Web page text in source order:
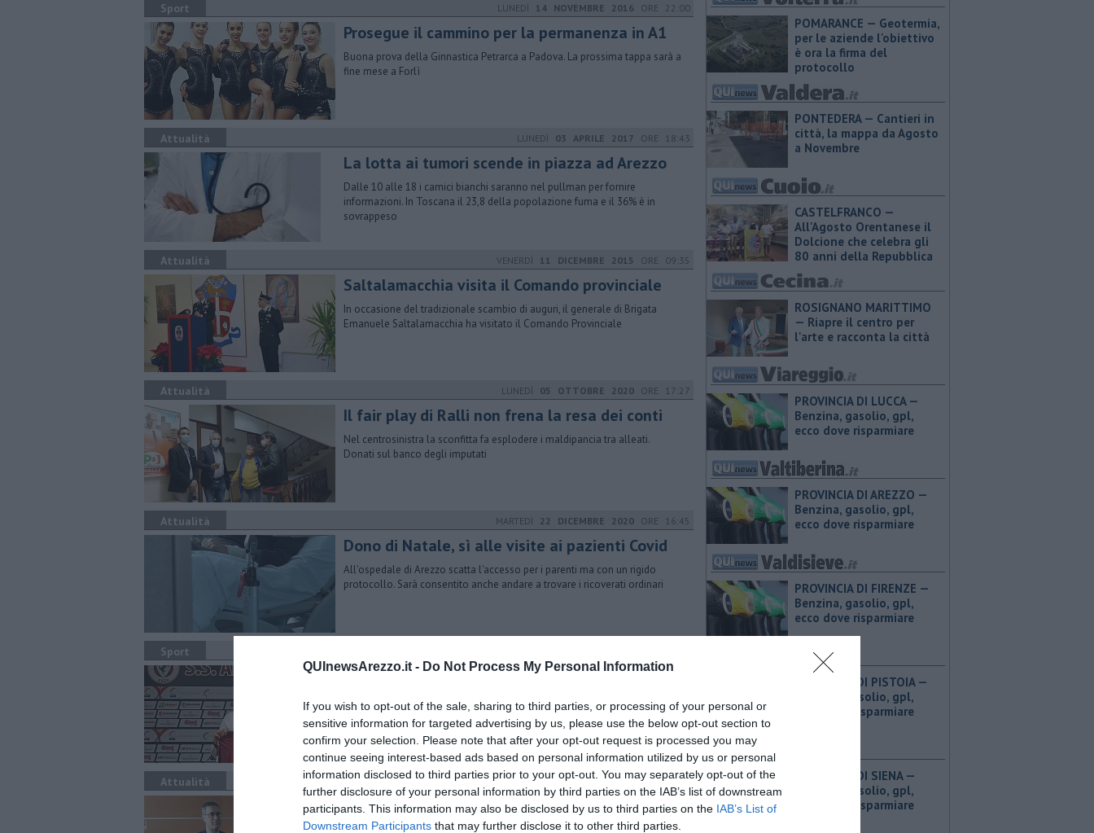
QUInewsArezzo.it - Do Not Process My Personal Information
If you wish to opt-out of the sale, sharing to third parties, or processing of your personal or
sensitive information for targeted advertising by us, please use the below opt-out section to
confirm your selection. Please note that after your opt-out request is processed you may
continue seeing interest-based ads based on personal information utilized by us or personal
information disclosed to third parties prior to your opt-out. You may separately opt-out of the
further disclosure of your personal information by third parties on the IAB’s list of downstream
participants. This information may also be disclosed by us to third parties on the IAB’s List of
Downstream Participants that may further disclose it to other third parties.
Sport LUNEDÌ 14 NOVEMBRE 2016 ORE 22:00
Prosegue il cammino per la permanenza in A1
Buona prova della Ginnastica Petrarca a Padova. La prossima tappa sarà a
fine mese a Forlì
Attualità LUNEDÌ 03 APRILE 2017 ORE 18:43
La lotta ai tumori scende in piazza ad Arezzo
Dalle 10 alle 18 i camici bianchi saranno nel pullman per fornire
informazioni. In Toscana il 23,8 della popolazione fuma e il 36% è in
sovrappeso
Attualità VENERDÌ 11 DICEMBRE 2015 ORE 09:35
Saltalamacchia visita il Comando provinciale
In occasione del tradizionale scambio di auguri, il generale di Brigata
Emanuele Saltalamacchia ha visitato il Comando Provinciale
Attualità LUNEDÌ 05 OTTOBRE 2020 ORE 17:27
Il fair play di Ralli non frena la resa dei conti
Nel centrosinistra la sconfitta fa esplodere i maldipancia tra alleati.
Donati sul banco degli imputati
Attualità MARTEDÌ 22 DICEMBRE 2020 ORE 16:45
Dono di Natale, sì alle visite ai pazienti Covid
All'ospedale di Arezzo scatta l'accesso per i parenti ma con un rigido
protocollo. Sarà consentito anche andare a trovare i ricoverati ordinari
Sport
Daniele Altobelli è un nuovo giocatore
Rinforzo di alto profilo per il centrocampo dell'Arezzo, in gruppo da
domani. Mediano di 27 anni, vanta 86 presenza in B e 94 in terza serie
Attualità LUNEDÌ18 GENNAIO 2021ORE 16:25
Nuove imprese, la peggior crisi in vent'anni
La fotografia della Camera di Commercio. In flessione maggiore
POMARANCE — Geotermia,
per le aziende l'obiettivo
è ora la firma del
protocollo
PONTEDERA — Cantieri in
città, la mappa da Agosto
a Novembre
CASTELFRANCO —
All'Agosto Orentanese il
Dolcione che celebra gli
80 anni della Repubblica
ROSIGNANO MARITTIMO
— Riapre il centro per
l'arte e racconta la città
PROVINCIA DI LUCCA — ​
Benzina, gasolio, gpl,
ecco dove risparmiare
PROVINCIA DI AREZZO — ​
Benzina, gasolio, gpl,
ecco dove risparmiare
PROVINCIA DI FIRENZE — ​
Benzina, gasolio, gpl,
ecco dove risparmiare
PROVINCIA DI PISTOIA — ​
Benzina, gasolio, gpl,
ecco dove risparmiare
PROVINCIA DI SIENA — ​
Benzina, gasolio, gpl,
ecco dove risparmiare